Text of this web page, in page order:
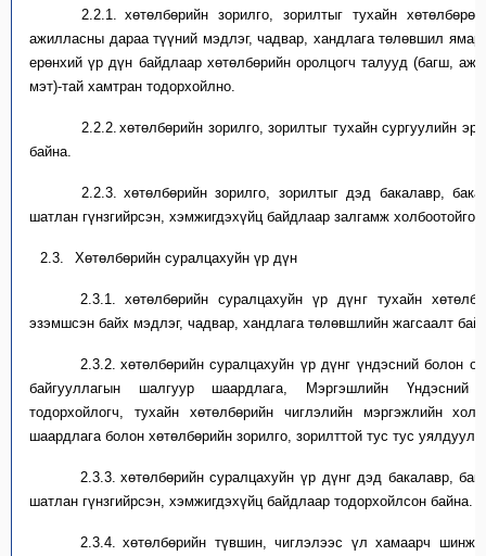
2.2.1. хөтөлбөрийн зорилго, зорилтыг тухайн
ажилласны дараа түүний мэдлэг, чадвар, хандлага төлөвшил
ерөнхий үр дүн байдлаар хөтөлбөрийн оролцогч талууд (багш,
мэт)-тай хамтран тодорхойлно.
2.2.2. хөтөлбөрийн зорилго, зорилтыг тухайнсургуулийн
байна.
2.2.3. хөтөлбөрийн зорилго, зорилтыг дэд бакалавр,
шатлан гүнзгийрсэн хэмжигдэхүйц байдлаар залгамж
2.3. Хөтөлбөрийн суралцахуйн үр дүн
2.3.1. хөтөлбөрийн суралцахуйн үр дүнгтухайн
эзэмшсэн байх мэдлэг, чадвар, хандлага төлөвшлийн жагсаалт
2.3.2. хөтөлбөрийн суралцахуйн үр дүнг үндэсний болон
байгууллагын шалгууршаардлага , Мэргэшлийн
тодорхойлогч, тухайн хөтөлбөрийн чиглэлийн мэргэжлийн
шаардлага болон хөтөлбөрийн зорилго, зорилттой тус тус
2.3.3. хөтөлбөрийн суралцахуйн үр дүнг дэд бакалавр,
шатлан гүнзгийрсэн , хэмжигдэхүйц байдлаар тодорхойлсон байна
2.3.4. хөтөлбөрийн түвшин, чиглэлээс үл хамаарч